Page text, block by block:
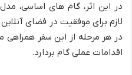
در این اثر، گام های اساسی،
لازم برای موفقیت در فضای
در هر مرحله از این سفر
اقدامات عملی گام بردارد.